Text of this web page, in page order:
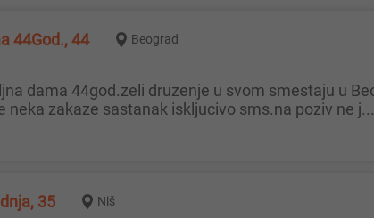
44God., 44 Beograd
neka zakaze sastanak iskljucivo sms.na poziv ne j...
35 Niš